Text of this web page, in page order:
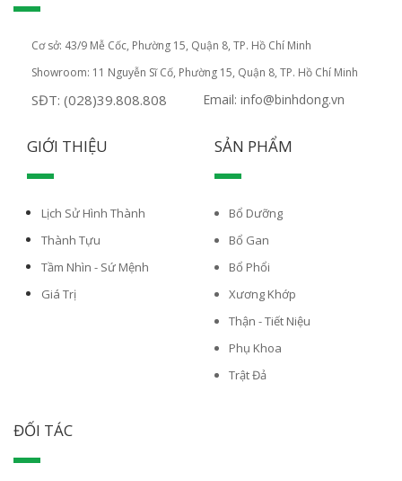
Cơ sở: 43/9 Mễ Cốc, Phường 15, Quận 8, TP. Hồ Chí Minh
Showroom: 11 Nguyễn Sĩ Cố, Phường 15, Quận 8, TP. Hồ Chí Minh
SĐT: (028)39.808.808 Email: info@binhdong.vn
GIỚI THIỆU
Lịch Sử Hình Thành
Thành Tựu
Tầm Nhìn - Sứ Mệnh
Giá Trị
SẢN PHẨM
Bổ Dưỡng
Bổ Gan
Bổ Phổi
Xương Khớp
Thận - Tiết Niệu
Phụ Khoa
Trật Đả
ĐỐI TÁC